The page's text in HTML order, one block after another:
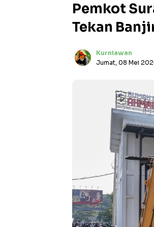
Pemkot
Tekan
Kurniawan
Jumat, 08 Mei